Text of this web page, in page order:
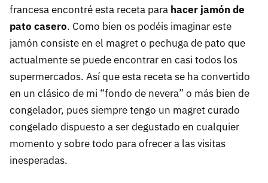
francesa encontré esta receta para hacer jamón de
pato casero. Como bien os podéis imaginar este
jamón consiste en el magret o pechuga de pato que
actualmente se puede encontrar en casi todos los
supermercados. Así que esta receta se ha convertido
en un clásico de mi “fondo de nevera” o más bien de
congelador, pues siempre tengo un magret curado
congelado dispuesto a ser degustado en cualquier
momento y sobre todo para ofrecer a las visitas
inesperadas.